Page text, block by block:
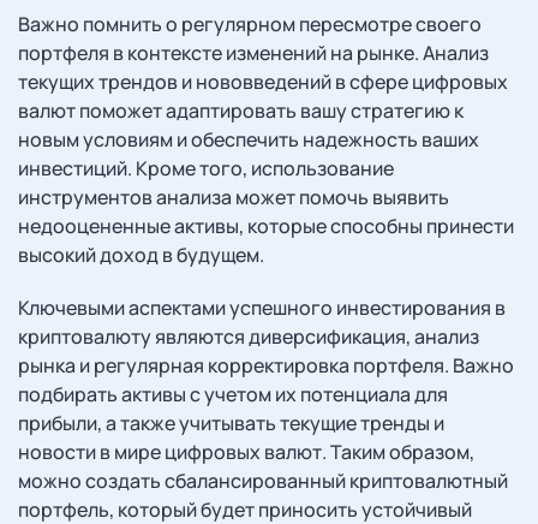
Важно помнить о регулярном пересмотре своего
портфеля в контексте изменений на рынке. Анализ
текущих трендов и нововведений в сфере цифровых
валют поможет адаптировать вашу стратегию к
новым условиям и обеспечить надежность ваших
инвестиций. Кроме того, использование
инструментов анализа может помочь выявить
недооцененные активы, которые способны принести
высокий доход в будущем.
Ключевыми аспектами успешного инвестирования в
криптовалюту являются диверсификация, анализ
рынка и регулярная корректировка портфеля. Важно
подбирать активы с учетом их потенциала для
прибыли, а также учитывать текущие тренды и
новости в мире цифровых валют. Таким образом,
можно создать сбалансированный криптовалютный
портфель, который будет приносить устойчивый